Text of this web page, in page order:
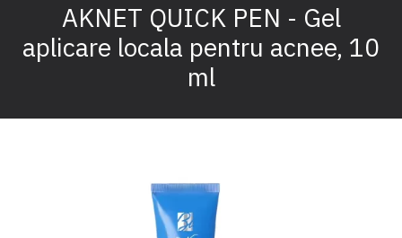
AKNET QUICK PEN - Gel
aplicare locala pentru acnee, 10
ml